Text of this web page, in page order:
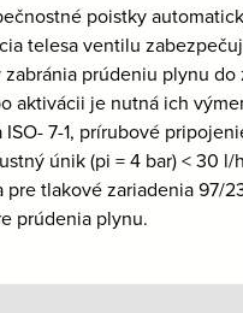
poistky
telesa ventilu
prúdeniu plynu
aktivácii je nutná ich
7-1, prírubové
únik (pi = 4 bar) < 30 l/
tlakové zariadenia 97/
prúdenia plynu.